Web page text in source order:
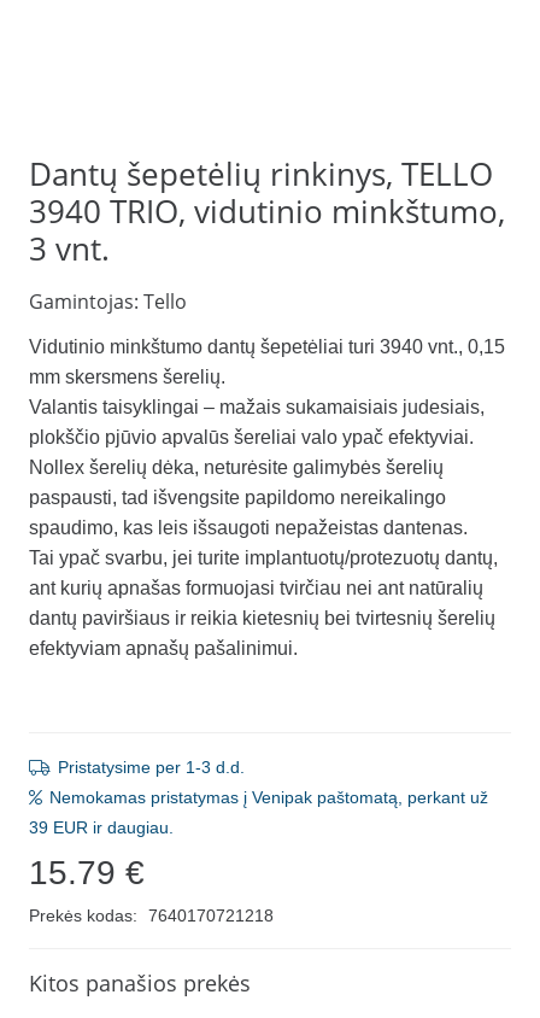
Dantų šepetėlių rinkinys, TELLO
3940 TRIO, vidutinio minkštumo,
3 vnt.
Gamintojas: Tello
Vidutinio minkštumo dantų šepetėliai turi 3940 vnt., 0,15
mm skersmens šerelių.
Valantis taisyklingai – mažais sukamaisiais judesiais,
plokščio pjūvio apvalūs šereliai valo ypač efektyviai.
Nollex šerelių dėka, neturėsite galimybės šerelių
paspausti, tad išvengsite papildomo nereikalingo
spaudimo, kas leis išsaugoti nepažeistas dantenas.
Tai ypač svarbu, jei turite implantuotų/protezuotų dantų,
ant kurių apnašas formuojasi tvirčiau nei ant natūralių
dantų paviršiaus ir reikia kietesnių bei tvirtesnių šerelių
efektyviam apnašų pašalinimui.
Pristatysime per 1-3 d.d.
Nemokamas pristatymas į Venipak paštomatą, perkant už
39 EUR ir daugiau.
15.79 €
Prekės kodas: 7640170721218
Kitos panašios prekės